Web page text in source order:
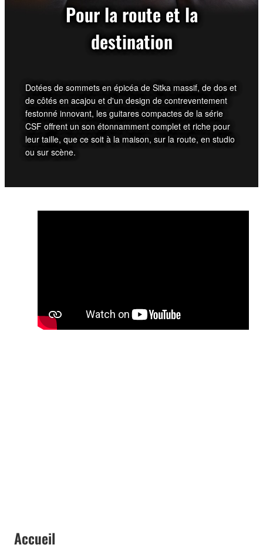
Pour la route et la
destination
Dotées de sommets en épicéa de Sitka massif, de dos et
de côtés en acajou et d'un design de contreventement
festonné innovant, les guitares compactes de la série
CSF offrent un son étonnamment complet et riche pour
leur taille, que ce soit à la maison, sur la route, en studio
ou sur scène.
Accueil